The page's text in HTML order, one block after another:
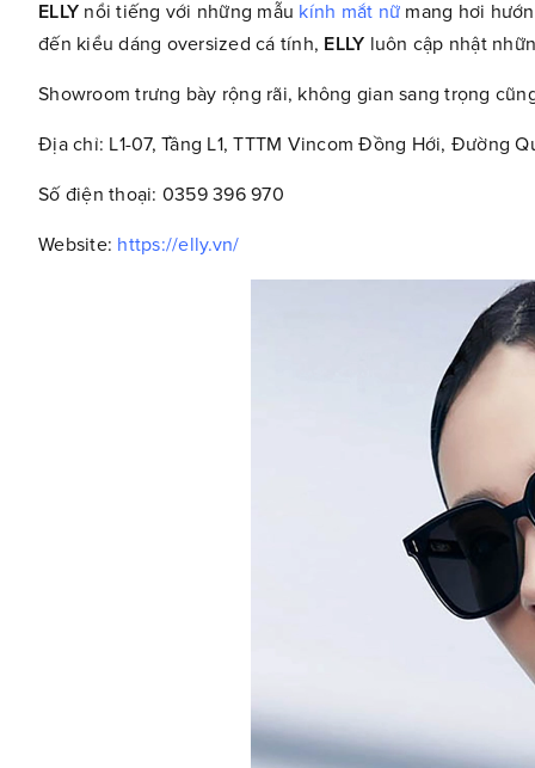
ELLY nổi tiếng với những mẫu kính mắt nữ mang hơi
đến kiểu dáng oversized cá tính, ELLY luôn cập nhật
Showroom trưng bày rộng rãi, không gian sang trọng
Địa chỉ: L1-07, Tầng L1, TTTM Vincom Đồng Hới, Đường
Số điện thoại: 0359 396 970
Website: https://elly.vn/